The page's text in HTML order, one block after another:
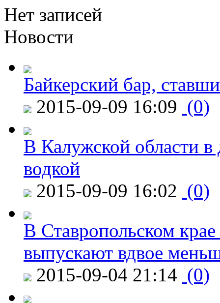
Нет записей
Новости
Байкерский бар,
2015-09-09 16:09 (0)
В Калужской области в
водкой
2015-09-09 16:02 (0)
В Ставропольском
выпускают вдвое
2015-09-04 21:14 (0)